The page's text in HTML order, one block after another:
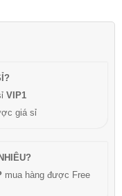
VIP1
giá sỉ
mua hàng được Free